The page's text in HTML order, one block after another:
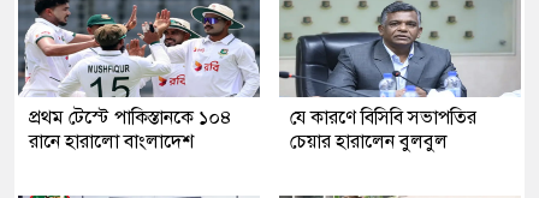
প্রথম টেস্টে পাকিস্তানকে ১০৪
রানে হারালো বাংলাদেশ
যে কারণে বিসিবি সভাপতির
চেয়ার হারালেন বুলবুল